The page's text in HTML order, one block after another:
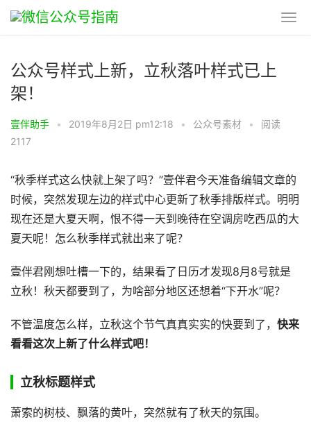
公众号样式上新，立秋落叶样式已上
架！
壹伴助手 • 2019年8月2日 pm12:18 • 公众号素材 •
阅读
2117
“秋季样式这么快就上架了吗？”壹伴君今天准备编辑文章的
时候，突然发现左边的样式中心更新了秋季排版样式。明明
现在还是大夏天啊，恨不得一天到晚待在空调房吃西瓜的大
夏天呢！怎么秋季样式就出来了呢？
壹伴君刚想吐槽一下的，结果看了日历才发现8月8号就是
立秋！秋天都要到了，为啥部分地区还想着“下开水”呢？
不管温度怎么样，立秋这个节气真真实实的快要到了， 快来
看看这次上新了什么样式吧！
立秋标题样式
萧索的树枝、飘落的黄叶，突然就有了秋天的氛围。